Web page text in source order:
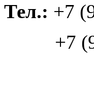
Тел.: +7
+7